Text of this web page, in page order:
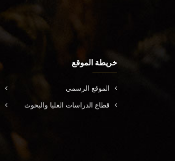
خريطة الموقع
الموقع الرسمي
قطاع الدراسات العليا والبحوث